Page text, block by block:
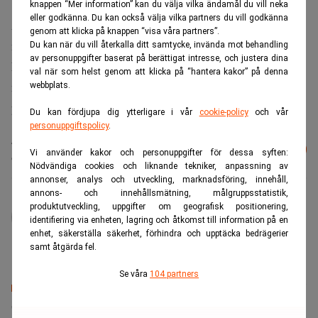
knappen “Mer information” kan du välja vilka ändamål du vill neka
eller godkänna. Du kan också välja vilka partners du vill godkänna
genom att klicka på knappen “visa våra partners”.
Du kan när du vill återkalla ditt samtycke, invända mot behandling
av personuppgifter baserat på berättigat intresse, och justera dina
val när som helst genom att klicka på “hantera kakor” på denna
webbplats.
Du kan fördjupa dig ytterligare i vår cookie-policyoch vår
personuppgiftspolicy.
Vi använder kakor och personuppgifter för dessa syften:
Nödvändiga cookies och liknande tekniker, anpassning av
annonser, analys och utveckling, marknadsföring, innehåll,
annons- och innehållsmätning, målgruppsstatistik,
produktutveckling, uppgifter om geografisk positionering,
identifiering via enheten, lagring och åtkomst till information på en
enhet, säkerställa säkerhet, förhindra och upptäcka bedrägerier
samt åtgärda fel.
Se våra 104 partners
År 2008 hade BEF intäkter på motsvarande knappt 170
miljoner kronor med dagens dollarkurs.
Första kvartalet halvåret 2009 blev intäkterna
motsvarande 259 miljoner kronor, men ett ebitda-resultat
på -17 miljoner.
Läs mer från Realtid - vårt nyhetsbrev
är kostnadsfritt:
Prenumerera
administrator
Senaste lediga jobben